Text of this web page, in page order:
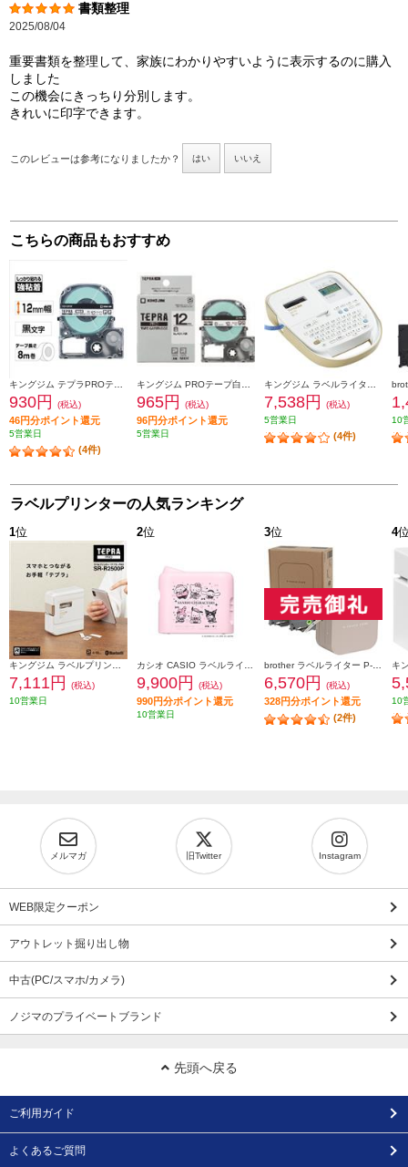
書類整理
2025/08/04
重要書類を整理して、家族にわかりやすいように表示するのに購入
しました
この機会にきっちり分別します。
きれいに印字できます。
このレビューは参考になりましたか？ はい いいえ
こちらの商品もおすすめ
930円 (税込)
46円分ポイント還元
5営業日
(4件)
965円 (税込)
96円分ポイント還元
5営業日
7,538円
(税込)
5営業日
(4件)
10
ラベルプリンターの人気ランキング
1位
7,111円
(税込)
10営業日
2位
9,900円 (税込)
990円分ポイント還元
10営業日
3位
6,570円 (税込)
328円分ポイント還元
(2件)
4
10
メルマガ 旧Twitter Instagram
WEB限定クーポン
アウトレット掘り出し物
中古(PC/スマホ/カメラ)
ノジマのプライベートブランド
先頭へ戻る
ご利用ガイド
よくあるご質問